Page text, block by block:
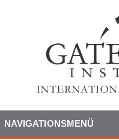
NAVIGATIONSMENÜ